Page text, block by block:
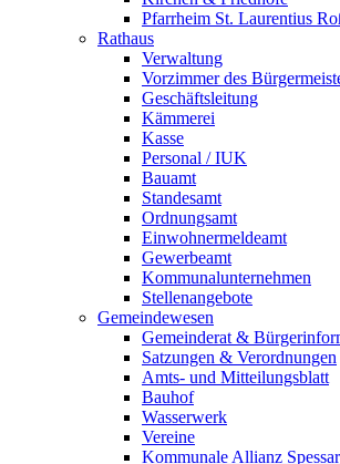
Pfarrheim St. Laurentius
Rathaus
Verwaltung
Vorzimmer des
Geschäftsleitung
Kämmerei
Kasse
Personal / IUK
Bauamt
Standesamt
Ordnungsamt
Einwohnermeldeamt
Gewerbeamt
Kommunalunternehmen
Stellenangebote
Gemeindewesen
Gemeinderat &
Satzungen & Verordnungen
Amts- und Mitteilungsblatt
Bauhof
Wasserwerk
Vereine
Kommunale Allianz